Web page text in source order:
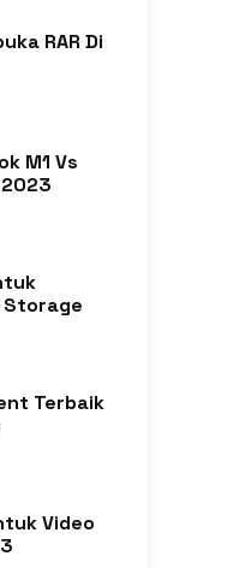
RAR Di
M1 Vs
Terbaik
Video